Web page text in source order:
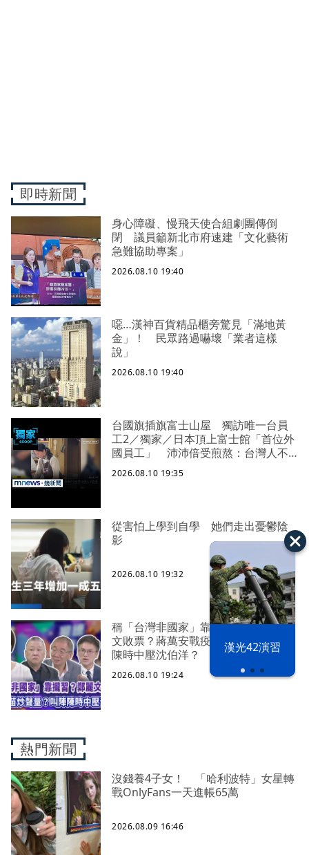
漢光42演習
即時新聞
身心障礙、慢飛天使合組劇團傳倒
閉 議員籲新北市府速建「文化藝術
急難協助專案」
2026.08.10 19:40
噁…漢神百貨精品櫃旁驚見「滿地黃
金」！ 民眾路過嚇壞「業者這樣
說」
2026.08.10 19:40
台國旗插旗富士山屋 獨訪唯一台員
工2／獨家／日本頂上富士館「首位外
國員工」 沛沛倍受煎熬：台灣人不
能退
2026.08.10 19:35
從害怕上學到自學 她們走出憂鬱陰
影
2026.08.10 19:32
稱「台灣非國家」靠攏習近平？鄭麗
文敗票？蔣萬安戰疫苗炒聲量？叫陣
陳時中壓沈伯洋？
2026.08.10 19:24
熱門新聞
沒錢養4子女！ 「哈利波特」女星轉
戰OnlyFans一天進帳65萬
2026.08.09 16:46